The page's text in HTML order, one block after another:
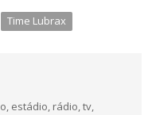
Time Lubrax
estádio, rádio, tv,